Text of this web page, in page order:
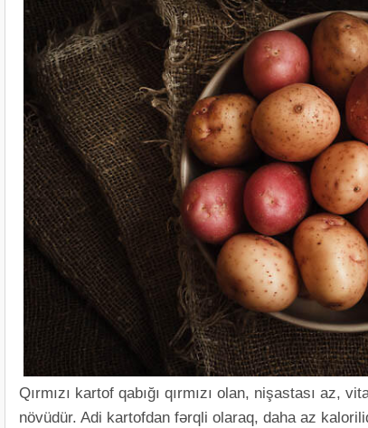
Qırmızı kartof qabığı qırmızı olan, nişastası az,
növüdür. Adi kartofdan fərqli olaraq, daha az